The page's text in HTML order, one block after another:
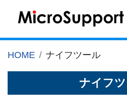
HOME ナイフツール
ナイフ